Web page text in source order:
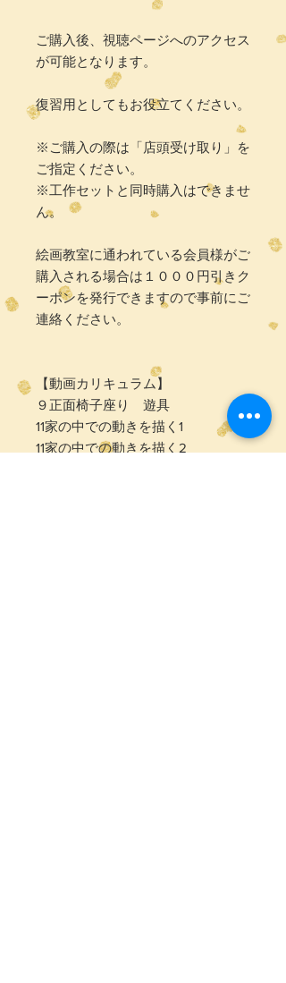
ご購入後、視聴ページへのアクセス
が可能となります。
復習用としてもお役立てください。
※ご購入の際は「店頭受け取り」を
ご指定ください。
※工作セットと同時購入はできませ
ん。
絵画教室に通われている会員様がご
購入される場合は１０００円引きク
ーポンを発行できますので事前にご
連絡ください。
【動画カリキュラム】
９正面椅子座り 遊具
11家の中での動きを描く1
11家の中での動きを描く2